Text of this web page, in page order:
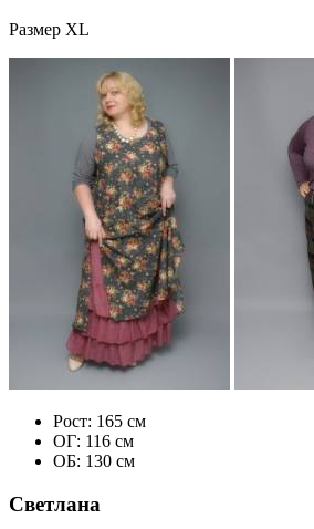
Размер XL
Рост: 165 см
ОГ: 116 см
ОБ: 130 см
Светлана